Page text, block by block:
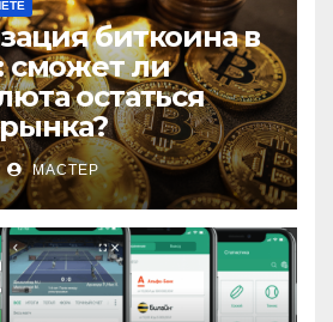
биткоина в
сможет ли
остаться
МАСТЕР